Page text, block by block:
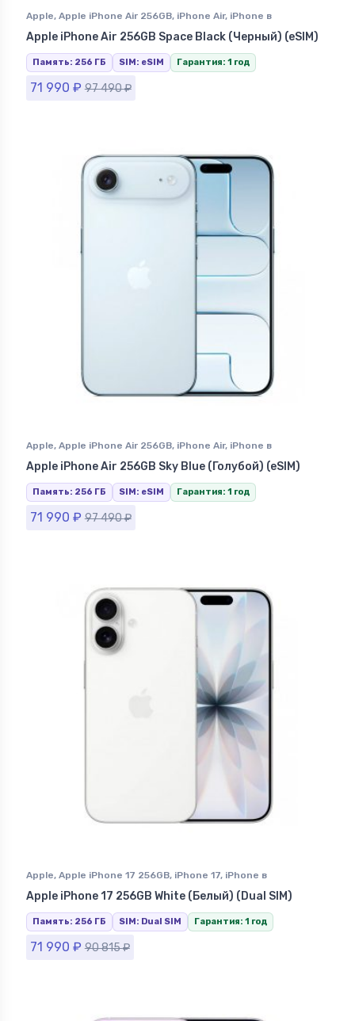
Apple, Apple iPhone Air 256GB, iPhone Air, iPhone в
Ставрополе
Apple iPhone Air 256GB Space Black (Черный) (eSIM)
Память: 256 ГБ SIM: eSIM Гарантия: 1 год
71 990 ₽ 97 490₽
Apple, Apple iPhone Air 256GB, iPhone Air, iPhone в
Ставрополе
Apple iPhone Air 256GB Sky Blue (Голубой) (eSIM)
Память: 256 ГБ SIM: eSIM Гарантия: 1 год
71 990 ₽ 97 490₽
Apple, Apple iPhone 17 256GB, iPhone 17, iPhone в
Ставрополе
Apple iPhone 17 256GB White (Белый) (Dual SIM)
Память: 256 ГБ SIM: Dual SIM Гарантия: 1 год
71 990 ₽ 90 815₽